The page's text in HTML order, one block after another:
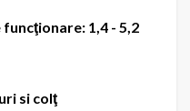
1,4 - 5,2
si colţ